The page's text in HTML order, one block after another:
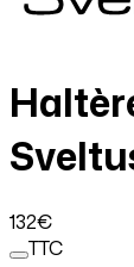
132€
TTC